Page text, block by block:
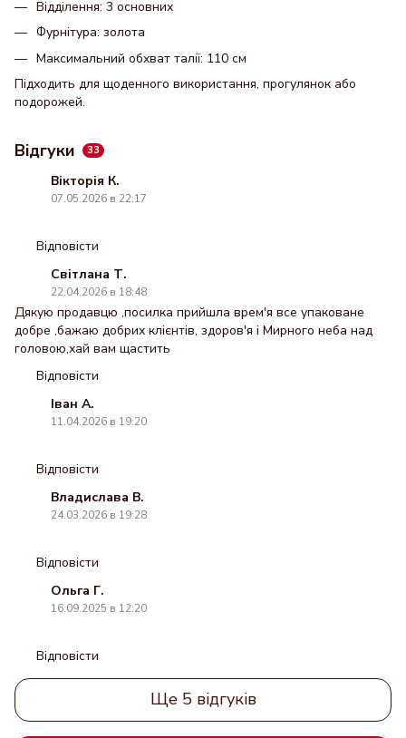
Відділення: 3 основних
Фурнітура: золота
Максимальний обхват талії: 110 см
Підходить для щоденного використання, прогулянок або
подорожей.
Відгуки 33
Вікторія К.
07.05.2026 в 22:17
Відповісти
Світлана Т.
22.04.2026 в 18:48
Дякую продавцю ,посилка прийшла врем'я все упаковане
добре ,бажаю добрих клієнтів, здоров'я і Мирного неба над
головою,хай вам щастить
Відповісти
Іван А.
11.04.2026 в 19:20
Відповісти
Владислава В.
24.03.2026 в 19:28
Відповісти
Ольга Г.
16.09.2025 в 12:20
Відповісти
Ще 5 відгуків